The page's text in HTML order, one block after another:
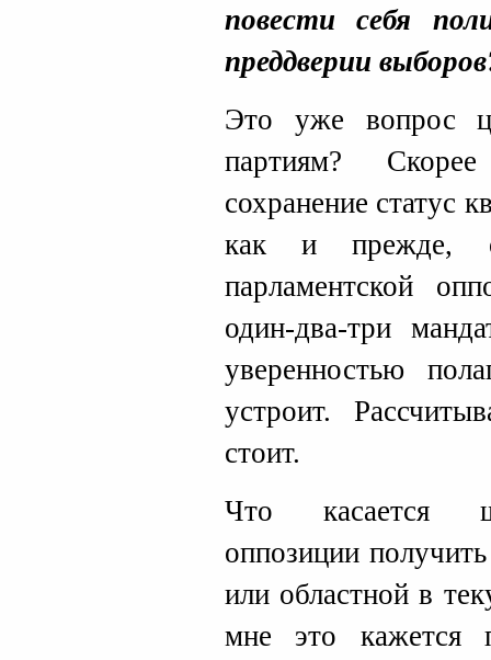
повести себя
преддверии
Это уже вопрос
партиям?
сохранение статус
как и прежде,
парламентской
один-два-три
уверенностью
устроит.
стоит.
Что касается
оппозиции
или областной в
мне это кажется